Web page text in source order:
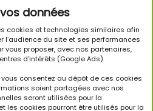
données
cookies et technologies similaires afin
l’audience du site et ses performances
vous proposer, avec nos partenaires,
d’intérêts (Google Ads).
vous consentez au dépôt de ces cookies
soient partagées avec nos
seront utilisées pour la
les cookies pourront être utilisés pour la
plus sur le monde
et sur notre initiative.